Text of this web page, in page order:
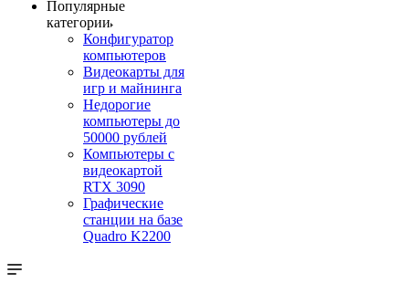
Популярные
категории
Конфигуратор
компьютеров
Видеокарты для
игр и майнинга
Недорогие
компьютеры до
50000 рублей
Компьютеры с
видеокартой
RTX 3090
Графические
станции на базе
Quadro K2200